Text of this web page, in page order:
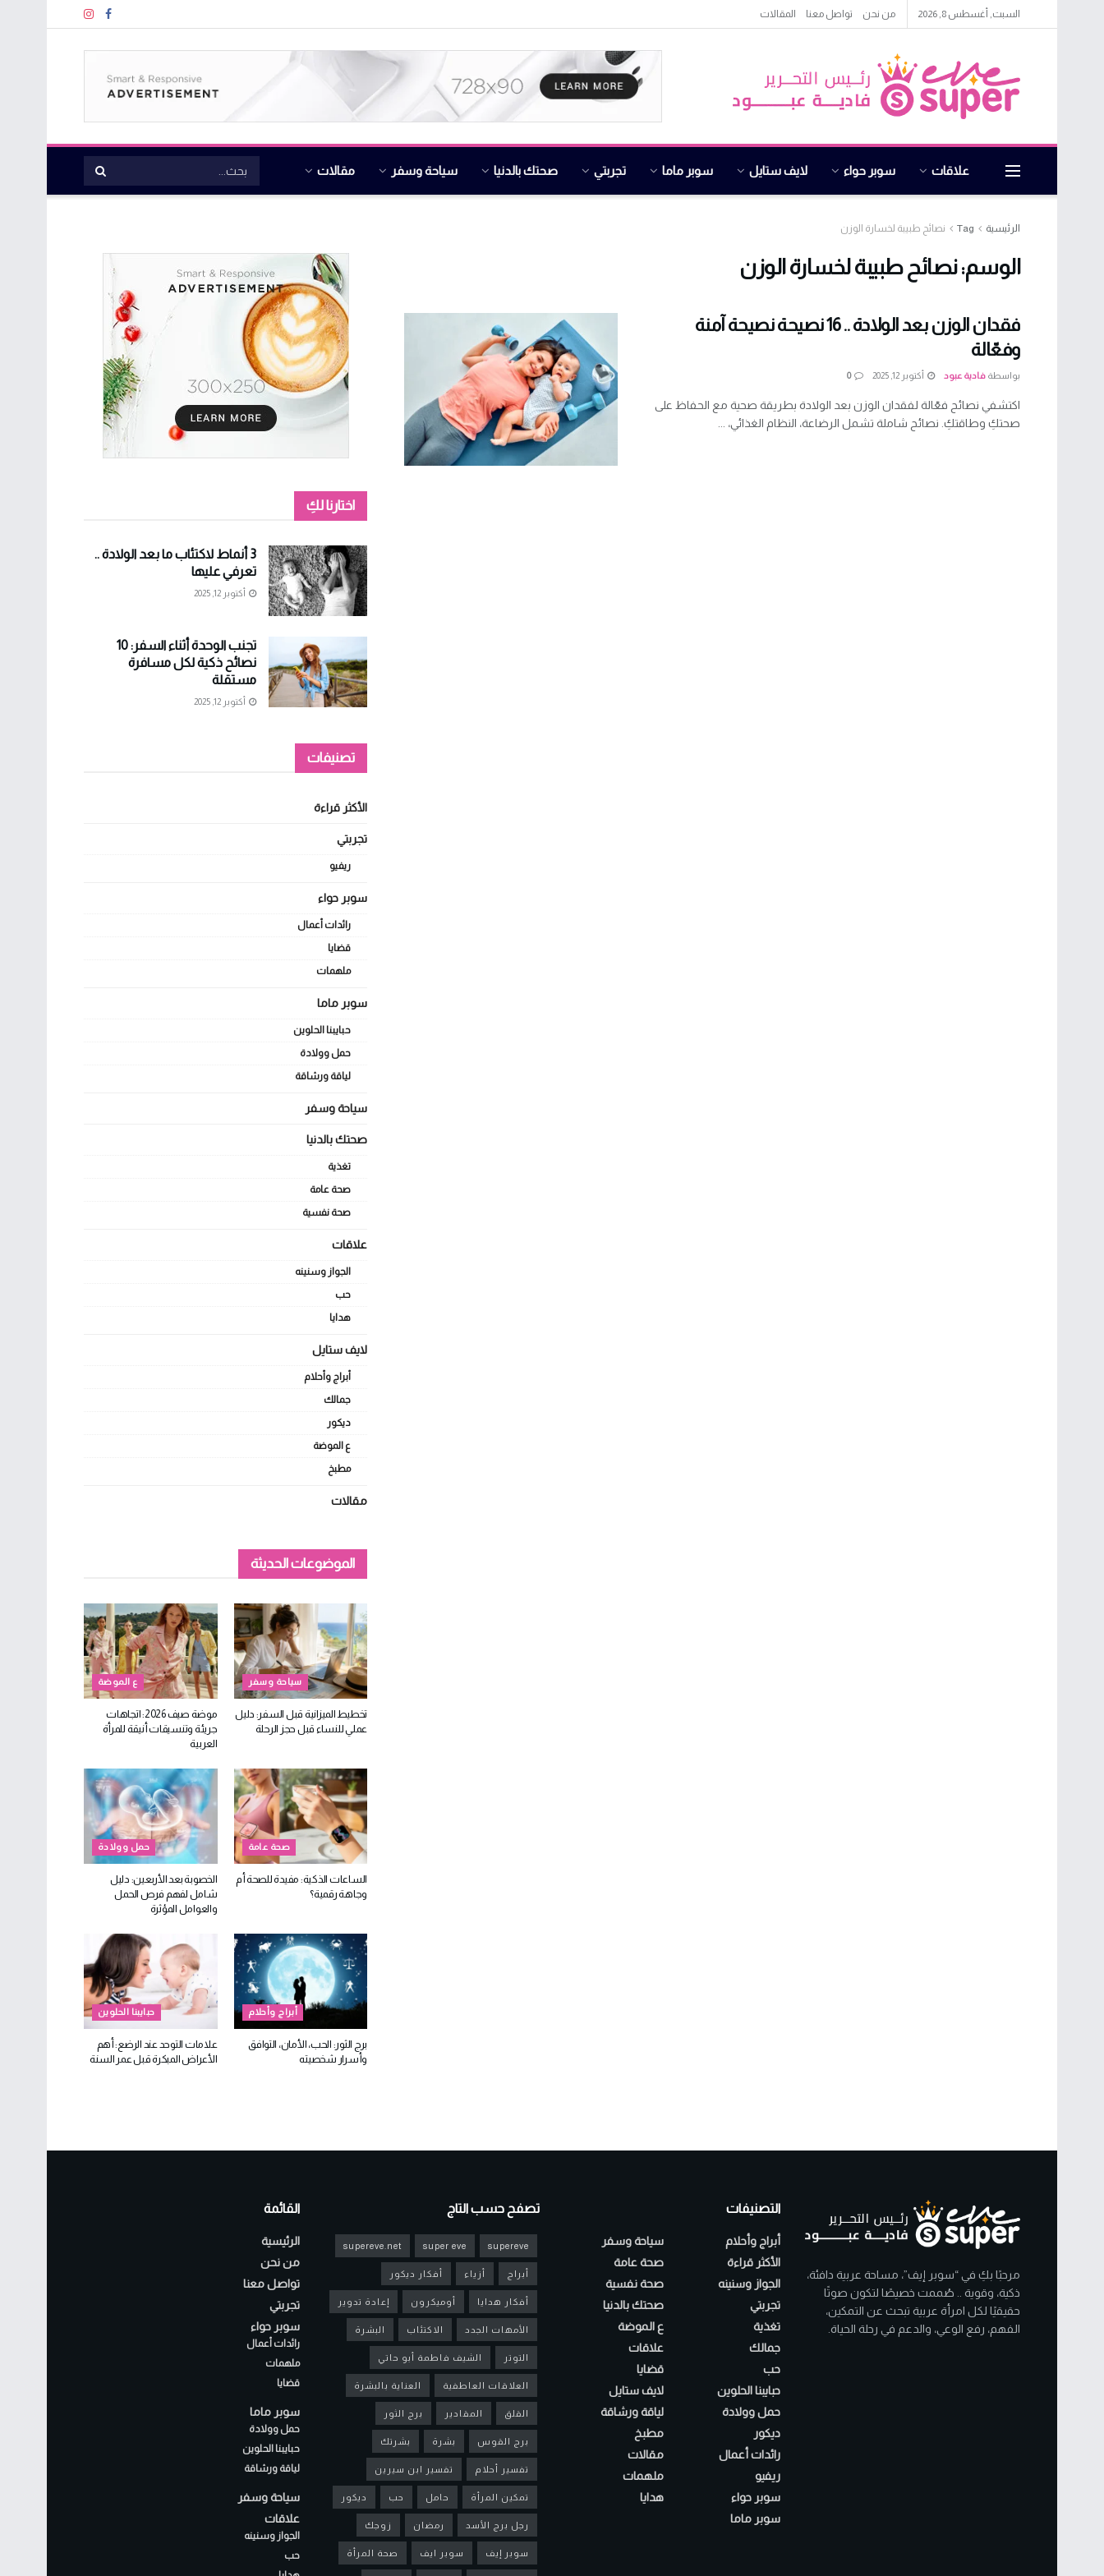
السبت, أغسطس 8, 2026 من نحن تواصل معنا المقالات
علاقات سوبر حواء لايف ستايل سوبر ماما تجربتي صحتك بالدنيا سياحة وسفر مقالات
الرئيسية Tag نصائح طبيبة لخسارة الوزن
الوسم:نصائح طبيبة لخسارة الوزن
فقدان الوزن بعد الولادة .. 16 نصيحة نصيحة آمنة
وفعّالة
بواسطة فادية عبود أكتوبر 12, 2025 0
اكتشفي نصائح فعّالة لفقدان الوزن بعد الولادة بطريقة صحية مع الحفاظ على
صحتكِ وطاقتكِ. نصائح شاملة تشمل الرضاعة، النظام الغذائي، ...
اختارنا لكِ
3 أنماط لاكتئاب ما بعد الولادة ..
تعرفي عليها
أكتوبر 12, 2025
تجنب الوحدة أثناء السفر: 10
نصائح ذكية لكل مسافرة
مستقلة
أكتوبر 12, 2025
تصنيفات
الأكثر قراءة
تجربتي
ريفيو
سوبر حواء
رائدات أعمال
قضايا
ملهمات
سوبر ماما
حبايبنا الحلوين
حمل وولادة
لياقة ورشاقة
سياحة وسفر
صحتك بالدنيا
تغذية
صحة عامة
صحة نفسية
علاقات
الجواز وسنينه
حب
هدايا
لايف ستايل
أبراج وأحلام
جمالك
ديكور
ع الموضة
مطبخ
مقالات
الموضوعات الحديثة
سياحة وسفر
تخطيط الميزانية قبل السفر: دليل
عملي للنساء قبل حجز الرحلة
ع الموضة
موضة صيف 2026: اتجاهات
جريئة وتنسيقات أنيقة للمرأة
العربية
صحة عامة
الساعات الذكية: مفيدة للصحة أم
وجاهة رقمية؟
حمل وولادة
الخصوبة بعد الأربعين: دليل
شامل لفهم فرص الحمل
والعوامل المؤثرة
أبراج وأحلام
برج الثور: الحب، الأمان، التوافق
وأسرار شخصيته
حبايبنا الحلوين
علامات التوحد عند الرضع: أهم
الأعراض المبكرة قبل عمر السنة
مرحبًا بكِ في “سوبر إيف”، مساحة عربية دافئة،
ذكية، وقوية .. صُممت خصيصًا لتكون صوتًا
حقيقيًا لكل امرأة عربية تبحث عن التمكين،
الفهم، رفع الوعي، والدعم في رحلة الحياة.
التصنيفات
أبراج وأحلام
الأكثر قراءة
الجواز وسنينه
تجربتي
تغذية
جمالك
حب
حبايبنا الحلوين
حمل وولادة
ديكور
رائدات أعمال
ريفيو
سوبر حواء
سوبر ماما
سياحة وسفر
صحة عامة
صحة نفسية
صحتك بالدنيا
ع الموضة
علاقات
قضايا
لايف ستايل
لياقة ورشاقة
مطبخ
مقالات
ملهمات
هدايا
تصفح حسب التاج
supereve
super eve
supereve.net
أبراج أزياء أفكار ديكور
أفكار هدايا أوميكرون إعادة تدوير
الأمهات الجدد الاكتئاب البشرة
التوتر الشيف فاطمة أبو حاتي
العلاقات العاطفية العناية بالبشرة
القلق المقادير برج الثور
برج القوس بشرة بشرتك
تفسير أحلام تفسير ابن سيرين
تمكين المرأة حامل حب ديكور
رجل برج الأسد رمضان زوجك
سوبر إيف سوبر ايف صحة المرأة
القائمة
الرئيسية
من نحن
تواصل معنا
تجربتي
سوبر حواء
رائدات أعمال
ملهمات
قضايا
سوبر ماما
حمل وولادة
حبايبنا الحلوين
لياقة ورشاقة
سياحة وسفر
علاقات
الجواز وسنينه
حب